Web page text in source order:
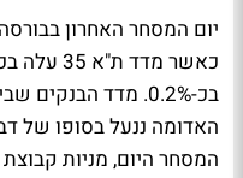
יום המסחר האחרון
בכ-0.2%. מדד
האדומה ננעל בסופו של
המסחר היום, מניות קבוצת